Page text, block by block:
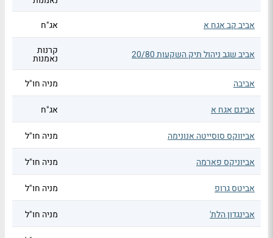
אביב קב אגח א
אג"ח
אביב שגב ניהול תיק השקעות 20/80 קרנות
נאמנות
אביבה
מניה חו"ל
אביגם אגח א אג"ח
אביווקס סוסייטה אנונימה מניה חו"ל
אביוניקס פארמה מניה חו"ל
אביטס גרופ מניה חו"ל
אבינגדון הלת' מניה חו"ל